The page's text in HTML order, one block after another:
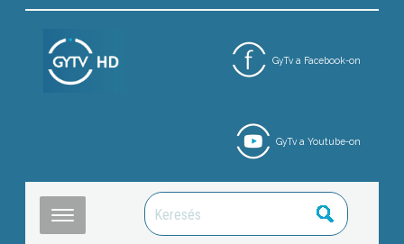
GyTv a Facebook-on
GyTv a Youtube-on